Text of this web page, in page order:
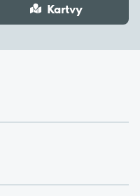
Kartvy